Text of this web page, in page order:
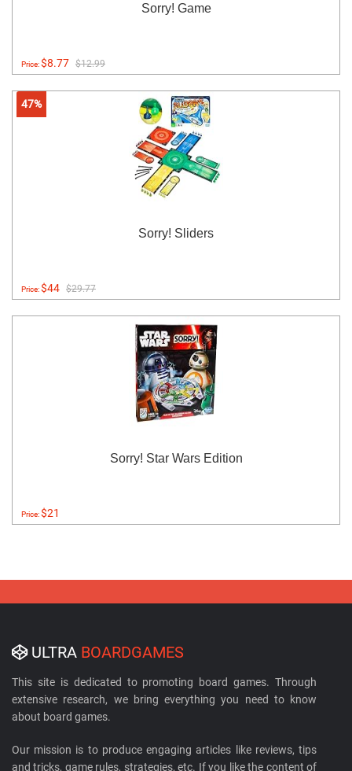
Sorry! Game
Price:$8.77 $12.99
47%
Sorry! Sliders
Price:$44 $29.77
Sorry! Star Wars Edition
Price:$21
ULTRA BOARDGAMES
This site is dedicated to promoting board games. Through
extensive research, we bring everything you need to know
about board games.
Our mission is to produce engaging articles like reviews, tips
and tricks, game rules, strategies, etc. If you like the content of